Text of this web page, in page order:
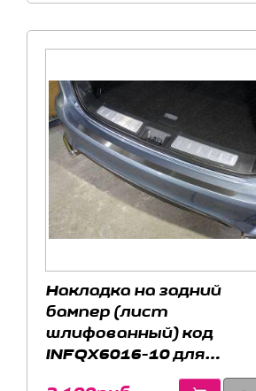
Накладка на задний
бампер (лист
шлифованный) код
INFQX6016-10 для
INFINITI QX60 2016-